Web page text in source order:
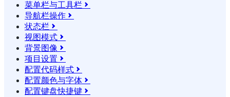
菜单栏与工具栏 
导航栏操作 
状态栏 
视图模式 
背景图像 
项目设置 
配置代码样式 
配置颜色与字体 
配置键盘快捷键 